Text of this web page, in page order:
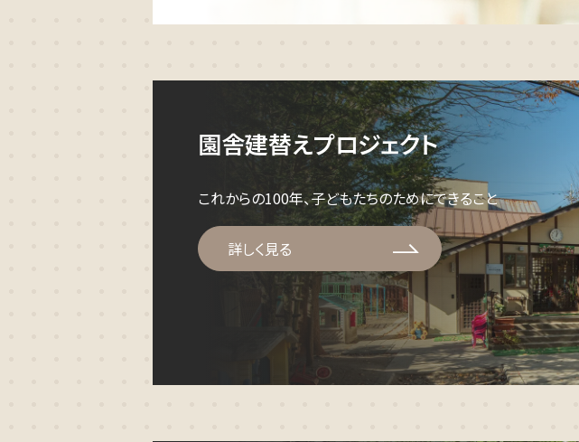
園舎建替えプロジェクト
これからの100年、子どもたちのためにできること
詳しく見る